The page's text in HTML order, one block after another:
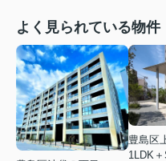
よく見られている物件
豊島区